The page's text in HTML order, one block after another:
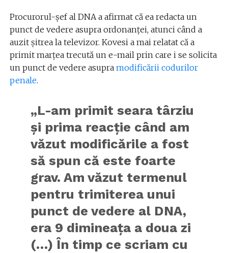
Procurorul-șef al DNA a afirmat că ea redacta un
punct de vedere asupra ordonanței, atunci când a
auzit șitrea la televizor. Kovesi a mai relatat că a
primit marțea trecută un e-mail prin care i se solicita
un punct de vedere asupra modificării codurilor
penale.
„L-am primit seara târziu
şi prima reacţie când am
văzut modificările a fost
să spun că este foarte
grav. Am văzut termenul
pentru trimiterea unui
punct de vedere al DNA,
era 9 dimineaţa a doua zi
(…) În timp ce scriam cu